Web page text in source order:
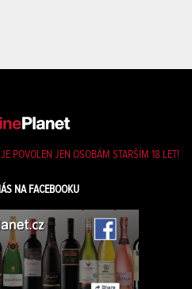
POVOLEN JEN OSOBÁM STARŠÍM 18 LET!
NA FACEBOOKU